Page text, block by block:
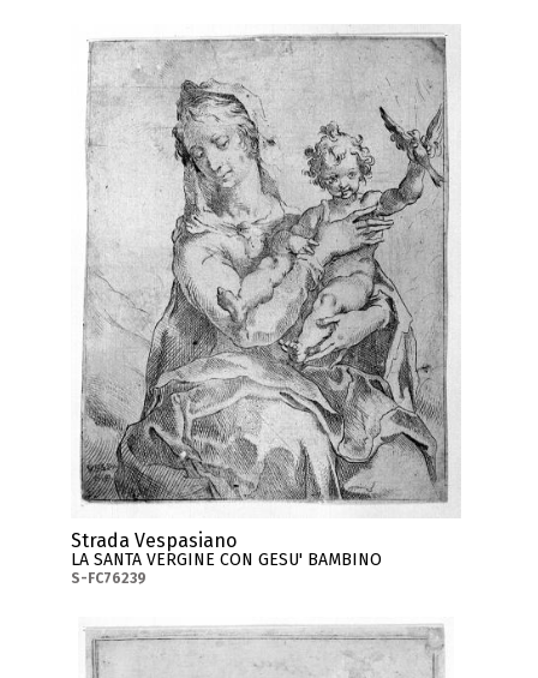
Strada Vespasiano
LA SANTA VERGINE CON GESU' BAMBINO
S-FC76239